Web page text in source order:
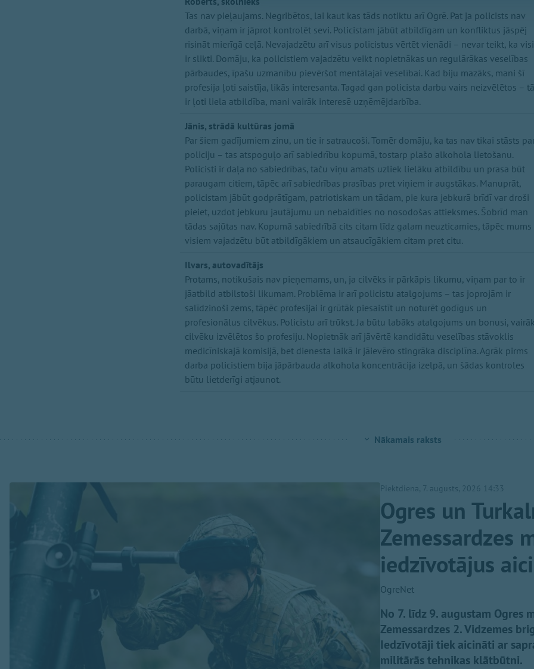
Tas nav pieļaujams. Negribētos, lai kaut kas tāds notiktu arī Ogrē. Pat ja policists nav
darbā, viņam ir jāprot kontrolēt sevi. Policistam jābūt atbildīgam un konfliktus jāspēj
risināt mierīgā ceļā. Nevajadzētu arī visus policistus vērtēt vienādi – nevar teikt, ka visi
ir slikti. Domāju, ka policistiem vajadzētu veikt nopietnākas un regulārākas veselības
pārbaudes, īpašu uzmanību pievēršot mentālajai veselībai. Kad biju mazāks, mani šī
profesija ļoti saistīja, likās interesanta. Tagad gan policista darbu vairs neizvēlētos – tā
ir ļoti liela atbildība, mani vairāk interesē uzņēmējdarbība.
Jānis, strādā kultūras jomā
Par šiem gadījumiem zinu, un tie ir satraucoši. Tomēr domāju, ka tas nav tikai stāsts
policiju – tas atspoguļo arī sabiedrību kopumā, tostarp plašo alkohola lietošanu.
Policisti ir daļa no sabiedrības, taču viņu amats uzliek lielāku atbildību un prasa būt
paraugam citiem, tāpēc arī sabiedrības prasības pret viņiem ir augstākas. Manuprāt,
policistam jābūt godprātīgam, patriotiskam un tādam, pie kura jebkurā brīdī var droši
pieiet, uzdot jebkuru jautājumu un nebaidīties no nosodošas attieksmes. Šobrīd man
tādas sajūtas nav. Kopumā sabiedrībā cits citam līdz galam neuzticamies, tāpēc mums
visiem vajadzētu būt atbildīgākiem un atsaucīgākiem citam pret citu.
Ilvars, autovadītājs
Protams, notikušais nav pieņemams, un, ja cilvēks ir pārkāpis likumu, viņam par to ir
jāatbild atbilstoši likumam. Problēma ir arī policistu atalgojums – tas joprojām ir
salīdzinoši zems, tāpēc profesijai ir grūtāk piesaistīt un noturēt godīgus un
profesionālus cilvēkus. Policistu arī trūkst. Ja būtu labāks atalgojums un bonusi,
cilvēku izvēlētos šo profesiju. Nopietnāk arī jāvērtē kandidātu veselības stāvoklis
medicīniskajā komisijā, bet dienesta laikā ir jāievēro stingrāka disciplīna. Agrāk pirms
darba policistiem bija jāpārbauda alkohola koncentrācija izelpā, un šādas kontroles
būtu lietderīgi atjaunot.
Nākamais raksts
Piektdiena, 7. augusts, 2026 14:33
Ogres un
Zemessardzes
iedzīvotājus
OgreNet
No 7. līdz 9. augustam Ogres
Zemessardzes 2. Vidzemes
Iedzīvotāji tiek aicināti ar
militārās tehnikas klātbūtni.